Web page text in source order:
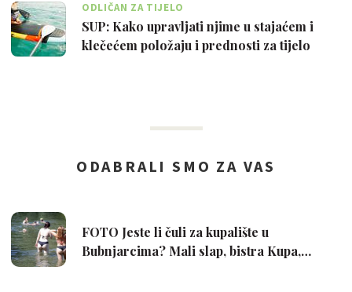
ODLIČAN ZA TIJELO
SUP: Kako upravljati njime u stajaćem i
klečećem položaju i prednosti za tijelo